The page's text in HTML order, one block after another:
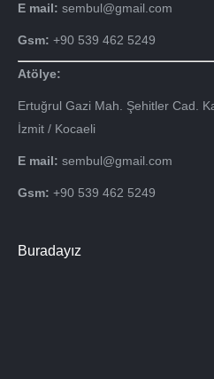
E mail: sembul@gmail.com
Gsm: +90 539 462 5249
Atölye:
Ertuğrul Gazi Mah. Şehitler Cad.
İzmit / Kocaeli
E mail: sembul@gmail.com
Gsm: +90 539 462 5249
Buradayız